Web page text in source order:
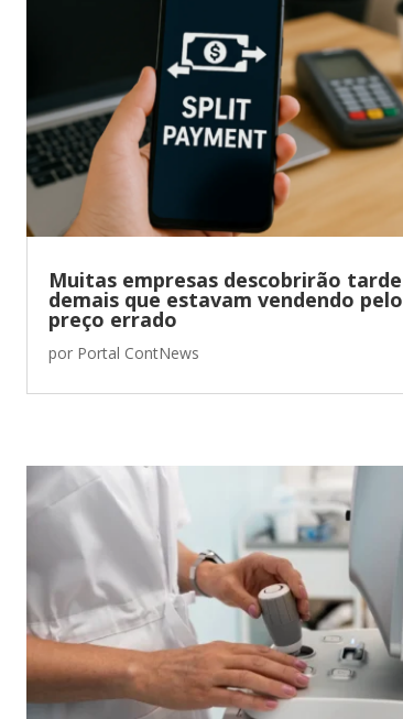
Muitas empresas descobrirão tarde
demais que estavam vendendo pelo
preço errado
por Portal ContNews